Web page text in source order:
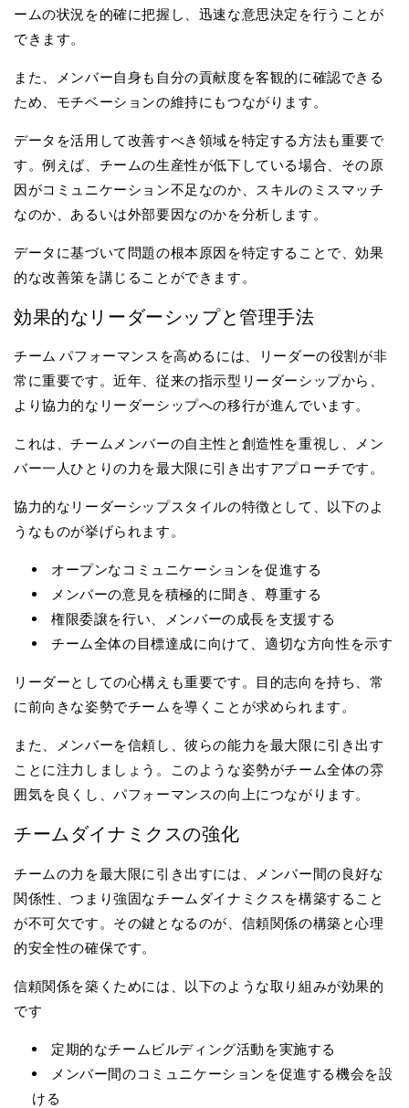
ームの状況を的確に把握し、迅速な意思決定を行うことが
できます。
また、メンバー自身も自分の貢献度を客観的に確認できる
ため、モチベーションの維持にもつながります。
データを活用して改善すべき領域を特定する方法も重要で
す。例えば、チームの生産性が低下している場合、その原
因がコミュニケーション不足なのか、スキルのミスマッチ
なのか、あるいは外部要因なのかを分析します。
データに基づいて問題の根本原因を特定することで、効果
的な改善策を講じることができます。
効果的なリーダーシップと管理手法
チーム パフォーマンスを高めるには、リーダーの役割が非
常に重要です。近年、従来の指示型リーダーシップから、
より協力的なリーダーシップへの移行が進んでいます。
これは、チームメンバーの自主性と創造性を重視し、メン
バー一人ひとりの力を最大限に引き出すアプローチです。
協力的なリーダーシップスタイルの特徴として、以下のよ
うなものが挙げられます。
オープンなコミュニケーションを促進する
メンバーの意見を積極的に聞き、尊重する
権限委譲を行い、メンバーの成長を支援する
チーム全体の目標達成に向けて、適切な方向性を示す
リーダーとしての心構えも重要です。目的志向を持ち、常
に前向きな姿勢でチームを導くことが求められます。
また、メンバーを信頼し、彼らの能力を最大限に引き出す
ことに注力しましょう。このような姿勢がチーム全体の雰
囲気を良くし、パフォーマンスの向上につながります。
チームダイナミクスの強化
チームの力を最大限に引き出すには、メンバー間の良好な
関係性、つまり強固なチームダイナミクスを構築すること
が不可欠です。その鍵となるのが、信頼関係の構築と心理
的安全性の確保です。
信頼関係を築くためには、以下のような取り組みが効果的
です
定期的なチームビルディング活動を実施する
メンバー間のコミュニケーションを促進する機会を設
ける